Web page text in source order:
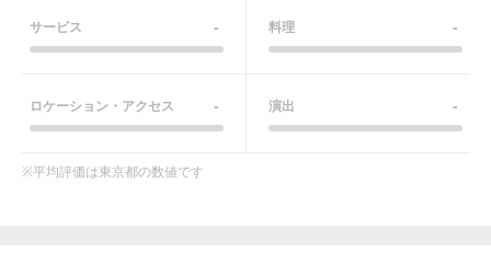
サービス - 料理 -
ロケーション・アクセス - 演出 -
※平均評価は東京都の数値です